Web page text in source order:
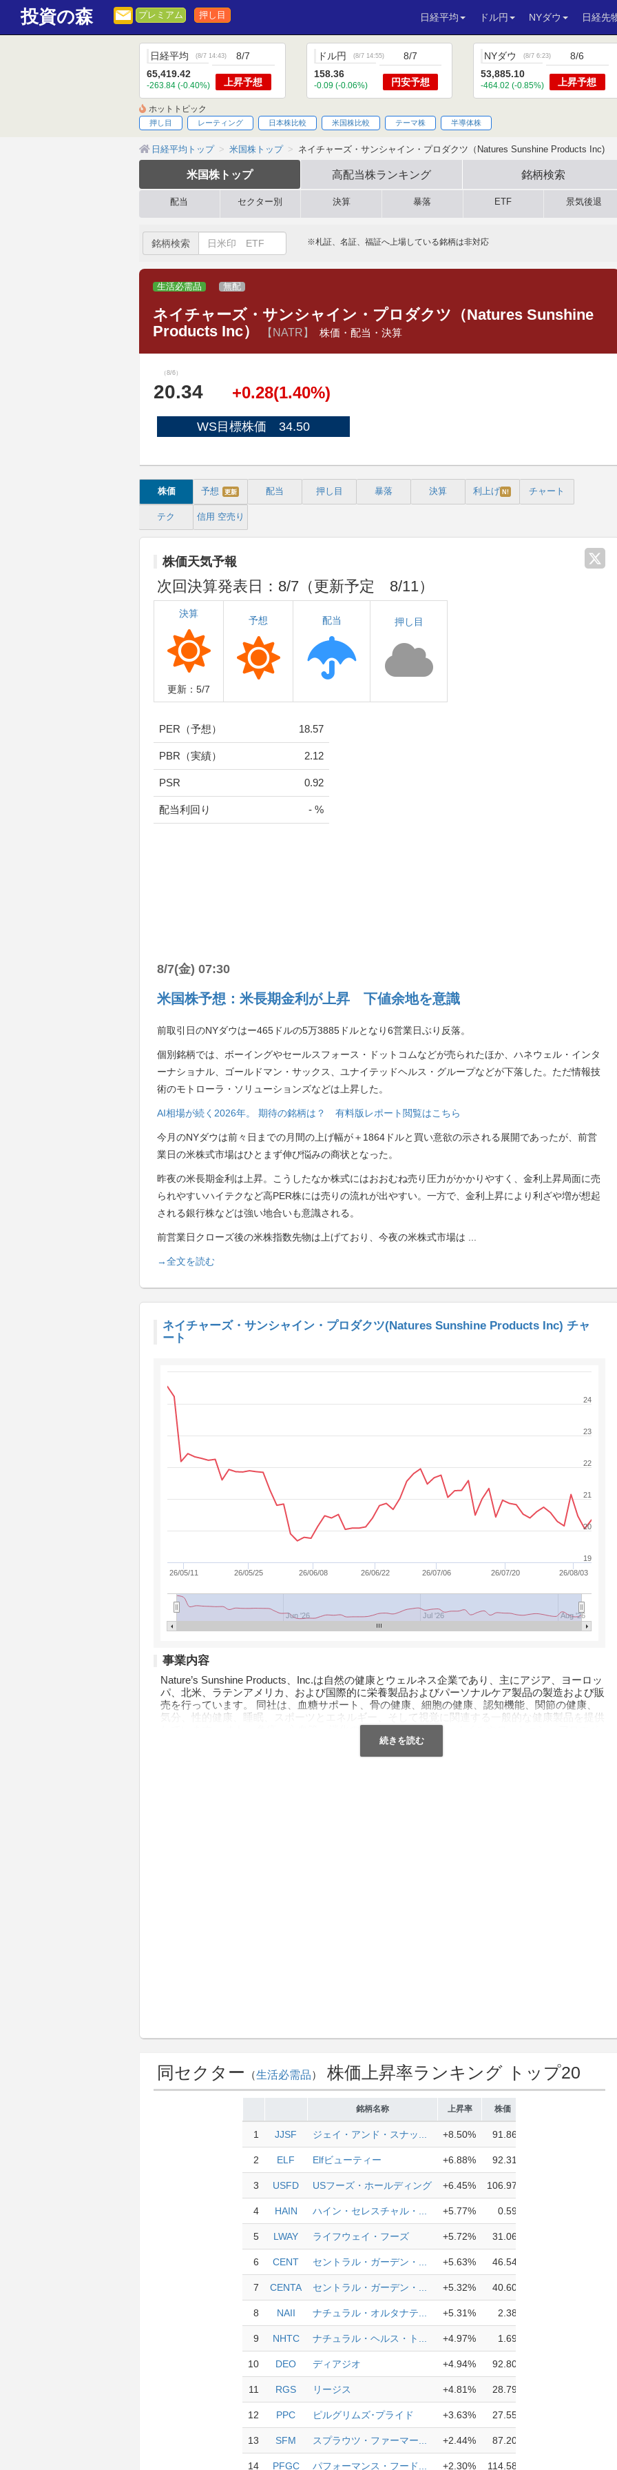
投資の森 プレミアム 押し目 日経平均 ドル円 NYダウ 日経先
日経平均 (8/7 14:43)
65,419.42
-263.84 (-0.40%)
8/7
上昇予想
ドル円 (8/7 14:55)
158.36
-0.09 (-0.06%)
8/7
円安予想
NYダウ (8/7 6:23)
53,885.10
-464.02 (-0.85%)
8/6
上昇予想
ホットトピック
押し目 レーティング 日本株比較 米国株比較 テーマ株 半導体株
日経平均トップ 米国株トップ ネイチャーズ・サンシャイン・プロダクツ（Natures Sunshine Products Inc)
米国株 トップ 高配当株ランキング 銘柄検索
配当 セクター別 決算 暴落 ETF 景気後退
銘柄検索 ※札証、名証、福証へ上場している銘柄は非対応
生活必需品 無配
ネイチャーズ・サンシャイン・プロダクツ（Natures Sunshine
Products Inc）
【NATR】 株価・配当・決算
（8/6）
20.34 +0.28(1.40%)
WS目標株価 34.50
株価 予想 更新 配当 押し目 暴落 決算 利上げ N! チャート
テク 信用 空売り
株価天気予報
次回決算発表日：8/7（更新予定 8/11）
決算
更新：5/7
予想 配当 押し目
PER（予想） 18.57
PBR（実績） 2.12
PSR 0.92
配当利回り - %
8/7(金) 07:30
米国株予想：米長期金利が上昇 下値余地を意識
前取引日のNYダウはー465ドルの5万3885ドルとなり6営業日ぶり反落。
個別銘柄では、ボーイングやセールスフォース・ドットコムなどが売られたほか、ハネウェル・インタ
ーナショナル、ゴールドマン・サックス、ユナイテッドヘルス・グループなどが下落した。ただ情報技
術のモトローラ・ソリューションズなどは上昇した。
AI相場が続く2026年。 期待の銘柄は？ 有料版レポート閲覧はこちら
今月のNYダウは前々日までの月間の上げ幅が＋1864ドルと買い意欲の示される展開であったが、前営
業日の米株式市場はひとまず伸び悩みの商状となった。
昨夜の米長期金利は上昇。こうしたなか株式にはおおむね売り圧力がかかりやすく、金利上昇局面に売
られやすいハイテクなど高PER株には売りの流れが出やすい。一方で、金利上昇により利ざや増が想起
される銀行株などは強い地合いも意識される。
前営業日クローズ後の米株指数先物は上げており、今夜の米株式市場は
→全文を読む
ネイチャーズ・サンシャイン・プロダクツ(Natures Sunshine Products Inc) チャ
ート
26/05/11 26/05/25 26/06/08 26/06/22 26/07/06 26/07/20 26/08/03
Jun '26 Jul '26 Aug '26
19
20
21
22
23
24
事業内容
Nature’s Sunshine Products、Inc.は自然の健康とウェルネス企業であり、主にアジア、ヨーロッ
パ、北米、ラテンアメリカ、および国際的に栄養製品およびパーソナルケア製品の製造および販
売を行っています。 同社は、血糖サポート、骨の健康、細胞の健康、認知機能、関節の健康、
気分、性的健康、睡眠、スポーツとエネルギー、そして視覚に関連する一般的な健康製品を提供
しています。 また、免疫、心血管、消化の製品を提供します。 オイルやローション、アロエベ
ラジェル、ハーブシャンプー、ハーブスキントリートメント、歯磨き粉、スキンクレンザーなど
のパーソナルケア製品、および体重管理製品。 同社は、独立したマネージャーおよびディスト
同セクター （生活必需品） 株価上昇率ランキング トップ20
銘柄名称 上昇率 株価
1 JJSF ジェイ・アンド・スナッ... +8.50% 91.86
2 ELF Elfビューティー +6.88% 92.31
3 USFD USフーズ・ホールディング +6.45% 106.97
4 HAIN ハイン・セレスチャル・... +5.77% 0.59
5 LWAY ライフウェイ・フーズ +5.72% 31.06
6 CENT セントラル・ガーデン・... +5.63% 46.54
7 CENTA セントラル・ガーデン・... +5.32% 40.60
8 NAII ナチュラル・オルタナテ... +5.31% 2.38
9 NHTC ナチュラル・ヘルス・ト... +4.97% 1.69
10 DEO ディアジオ +4.94% 92.80
11 RGS リージス +4.81% 28.79
12 PPC ピルグリムズ･プライド +3.63% 27.55
13 SFM スプラウツ・ファーマー... +2.44% 87.20
14 PFGC パフォーマンス・フード... +2.30% 114.58